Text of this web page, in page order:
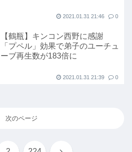
2021.01.31 21:46 0
【鶴瓶】キンコン西野に感謝
「プペル」効果で弟子のユーチュ
ーブ再生数が183倍に
2021.01.31 21:39 0
次のページ